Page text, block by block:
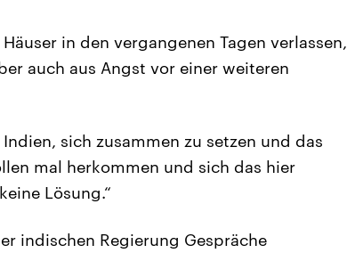
in den vergangenen Tagen verlassen,
auch aus Angst vor einer weiteren
sich zusammen zu setzen und das
mal herkommen und sich das hier
Lösung.“
indischen Regierung Gespräche